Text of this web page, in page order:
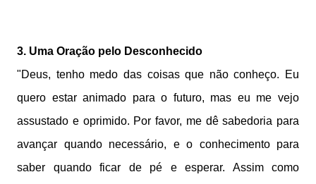
3. Uma Oração pelo Desconhecido
"Deus, tenho medo das coisas que não conheço. Eu
quero estar animado para o futuro, mas eu me vejo
assustado e oprimido. Por favor, me dê sabedoria para
avançar quando necessário, e o conhecimento para
saber quando ficar de pé e esperar. Assim como